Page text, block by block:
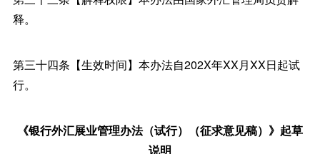
释。
第三十四条【生效时间】本办法自202X年XX月XX日起试
行。
《银行外汇展业管理办法（试行）（征求意见稿）》起草
说明